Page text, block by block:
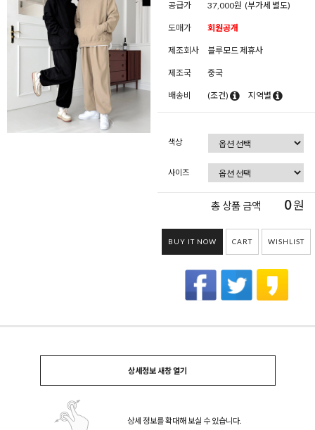
공급가 37,000원 (부가세 별도)
도매가 회원공개
제조회사 블루모드 제휴사
제조국 중국
배송비 (조건) 지역별
색상
사이즈
총 상품 금액 0원
BUY IT NOW CART WISHLIST
상세정보 새창 열기
상세 정보를 확대해 보실 수 있습니다.